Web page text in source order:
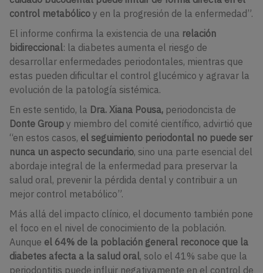
control metabólico y en la progresión de la enfermedad”.
El informe confirma la existencia de una relación
bidireccional: la diabetes aumenta el riesgo de
desarrollar enfermedades periodontales, mientras que
estas pueden dificultar el control glucémico y agravar la
evolución de la patología sistémica.
En este sentido, la Dra. Xiana Pousa, periodoncista de
Donte Group y miembro del comité científico, advirtió que
“en estos casos, el seguimiento periodontal no puede ser
nunca un aspecto secundario, sino una parte esencial del
abordaje integral de la enfermedad para preservar la
salud oral, prevenir la pérdida dental y contribuir a un
mejor control metabólico”.
Más allá del impacto clínico, el documento también pone
el foco en el nivel de conocimiento de la población.
Aunque el 64% de la población general reconoce que la
diabetes afecta a la salud oral, solo el 41% sabe que la
periodontitis puede influir negativamente en el control de